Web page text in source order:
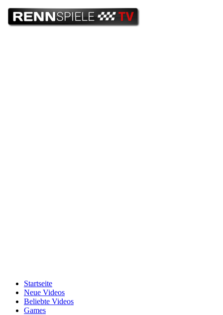
Startseite
Neue Videos
Beliebte Videos
Games